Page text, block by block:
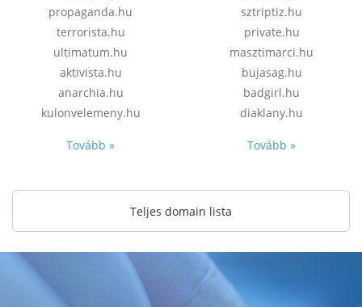
propaganda.hu
terrorista.hu
ultimatum.hu
aktivista.hu
anarchia.hu
kulonvelemeny.hu
Tovább »
sztriptiz.hu
private.hu
masztimarci.hu
bujasag.hu
badgirl.hu
diaklany.hu
Tovább »
Teljes domain lista